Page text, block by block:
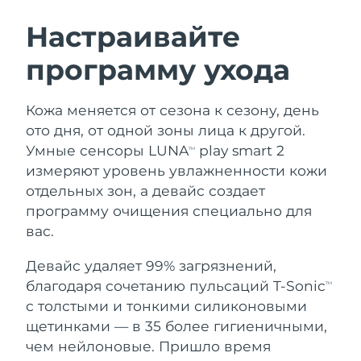
Настраивайте
программу ухода
Кожа меняется от сезона к сезону, день
ото дня, от одной зоны лица к другой.
Умные сенсоры LUNATM
play smart 2
измеряют уровень увлажненности кожи
отдельных зон, а девайс создает
программу очищения специально для
вас.
Девайс удаляет 99% загрязнений,
благодаря сочетанию пульсаций T-SonicTM
с толстыми и тонкими силиконовыми
щетинками — в 35 более гигиеничными,
чем нейлоновые. Пришло время
LUNA™ 4 набор
Anti-aging massage
LUNA™ 4 Plus
LUNA™ 4 Men
For men, anti-aging massage
BEAR™ 2 набор
Microcurrent toning
BEAR™ 2 go
BEAR™ 2 eyes & lips
Microcurrent line smoothing device
Увлажнение
UFO™ 3 набор
UFO™ 3 LED
Near-infrared and red light therapy
device
Забота о полости рта
issa™ 4
issa™ 4 plus
Smart hybrid silicone sonic toothbrush
Омоложение LED-процедуры
NEW
Австралия
Ожидаемая дата доставки
Ожидаемая дата доставки
8/8/26
Бахрейн
Ожидаемая дата доставки
8/9/26
Бельгия
Ожидаемая дата доставки
Бермудские о-ва
Ожидаемая дата доставки
Босния и
Герцеговина
Ожидаемая дата доставки
8/11/26